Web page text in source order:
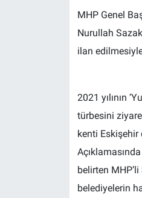
MHP Genel
Nurullah
ilan
2021 yılının
türbesini
kenti
belirten
belediyelerin
Bilim ve Teknoloji